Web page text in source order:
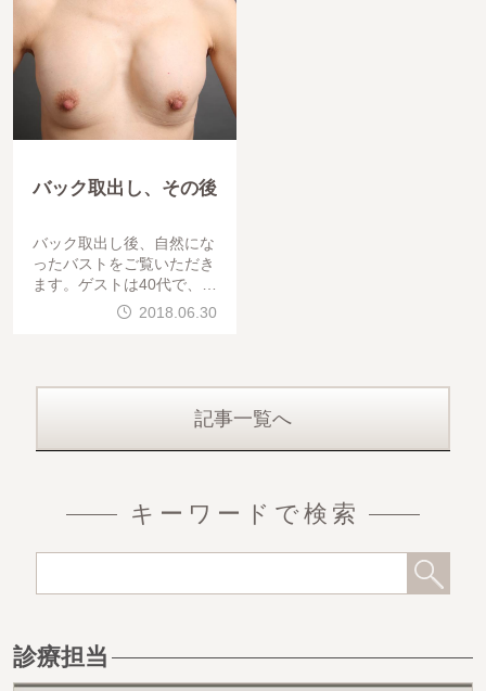
バック取出し、その後
バック取出し後、自然にな
ったバストをご覧いただき
ます。ゲストは40代で、乳
腺下にバック挿入後取出し
2018.06.30
記事一覧へ
キーワードで検索
診療担当